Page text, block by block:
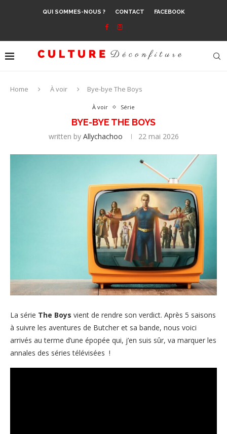
QUI SOMMES-NOUS ? CONTACT FACEBOOK
Home À voir Bye-bye The Boys
À voir Série
BYE-BYE THE BOYS
written by Allychachoo 22 mai 2026
La série The Boys vient de rendre son verdict. Après 5 saisons
à suivre les aventures de Butcher et sa bande, nous voici
arrivés au terme d’une épopée qui, j’en suis sûr, va marquer les
annales des séries télévisées !